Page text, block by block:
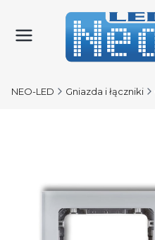
NEO-LED Gniazda i łączniki